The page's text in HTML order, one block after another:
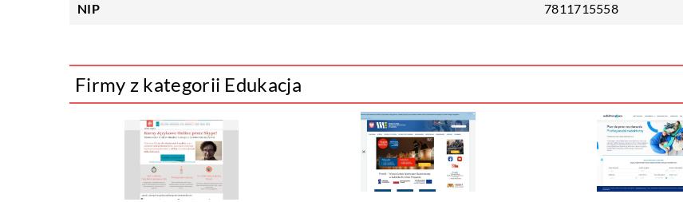
NIP 7811715558
Firmy z kategorii Edukacja